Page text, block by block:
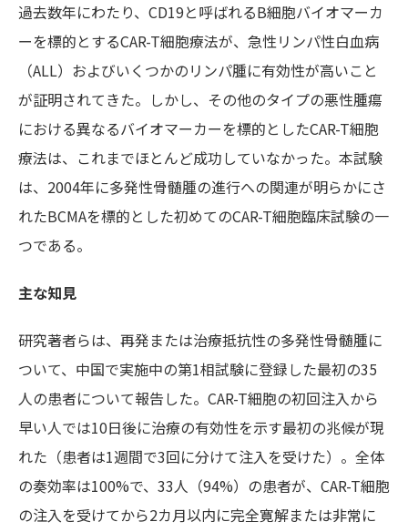
過去数年にわたり、CD19と呼ばれるB細胞バイオマーカ
ーを標的とするCAR-T細胞療法が、急性リンパ性白血病
（ALL）およびいくつかのリンパ腫に有効性が高いこと
が証明されてきた。しかし、その他のタイプの悪性腫瘍
における異なるバイオマーカーを標的としたCAR-T細胞
療法は、これまでほとんど成功していなかった。本試験
は、2004年に多発性骨髄腫の進行への関連が明らかにさ
れたBCMAを標的とした初めてのCAR-T細胞臨床試験の一
つである。
主な知見
研究著者らは、再発または治療抵抗性の多発性骨髄腫に
ついて、中国で実施中の第1相試験に登録した最初の35
人の患者について報告した。CAR-T細胞の初回注入から
早い人では10日後に治療の有効性を示す最初の兆候が現
れた（患者は1週間で3回に分けて注入を受けた）。全体
の奏効率は100%で、33人（94%）の患者が、CAR-T細胞
の注入を受けてから2カ月以内に完全寛解または非常に